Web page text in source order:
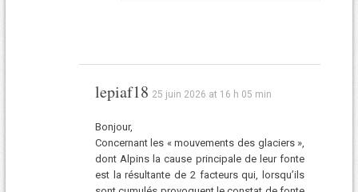
lepiaf18 25 juin 2026 at 16 h 05 min
Bonjour,
Concernant les « mouvements des glaciers »,
dont Alpins la cause principale de leur fonte
est la résultante de 2 facteurs qui, lorsqu’ils